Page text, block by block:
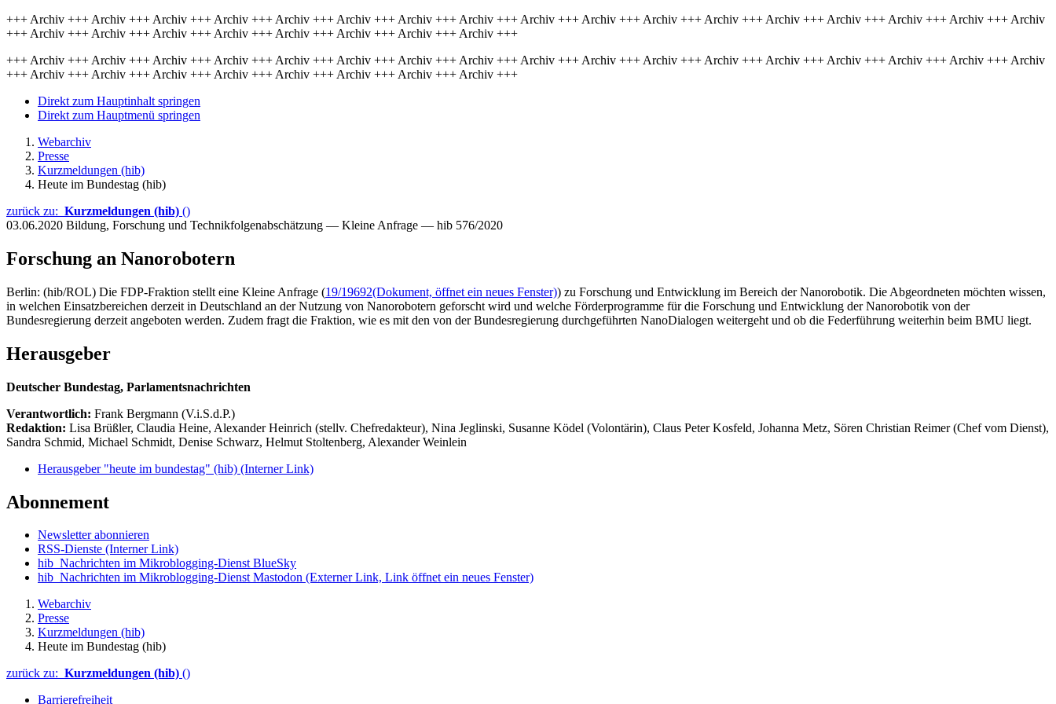
+++ Archiv +++ Archiv +++ Archiv +++ Archiv +++ Archiv +++ Archiv +++ Archiv +++ Archiv +++ Archiv +++ Archiv +++ Archiv +++ Archiv +++ Archiv +++ Archiv +++ Archiv +++ Archiv +++ Archiv
+++ Archiv +++ Archiv +++ Archiv +++ Archiv +++ Archiv +++ Archiv +++ Archiv +++ Archiv +++
+++ Archiv +++ Archiv +++ Archiv +++ Archiv +++ Archiv +++ Archiv +++ Archiv +++ Archiv +++ Archiv +++ Archiv +++ Archiv +++ Archiv +++ Archiv +++ Archiv +++ Archiv +++ Archiv +++ Archiv
+++ Archiv +++ Archiv +++ Archiv +++ Archiv +++ Archiv +++ Archiv +++ Archiv +++ Archiv +++
Direkt zum Hauptinhalt springen
Direkt zum Hauptmenü springen
Webarchiv
Presse
Kurzmeldungen (hib)
Heute im Bundestag (hib)
zurück zu: Kurzmeldungen (hib) ()
03.06.2020 Bildung, Forschung und Technikfolgenabschätzung — Kleine Anfrage — hib 576/2020
Forschung an Nanorobotern
Berlin: (hib/ROL) Die FDP-Fraktion stellt eine Kleine Anfrage (19/19692(Dokument, öffnet ein neues Fenster)) zu Forschung und Entwicklung im Bereich der Nanorobotik. Die Abgeordneten möchten wissen,
in welchen Einsatzbereichen derzeit in Deutschland an der Nutzung von Nanorobotern geforscht wird und welche Förderprogramme für die Forschung und Entwicklung der Nanorobotik von der
Bundesregierung derzeit angeboten werden. Zudem fragt die Fraktion, wie es mit den von der Bundesregierung durchgeführten NanoDialogen weitergeht und ob die Federführung weiterhin beim BMU liegt.
Herausgeber
Deutscher Bundestag, Parlamentsnachrichten
Verantwortlich: Frank Bergmann (V.i.S.d.P.)
Redaktion: Lisa Brüßler, Claudia Heine, Alexander Heinrich (stellv. Chefredakteur), Nina Jeglinski, Susanne Ködel (Volontärin), Claus Peter Kosfeld, Johanna Metz, Sören Christian Reimer (Chef vom Dienst),
Sandra Schmid, Michael Schmidt, Denise Schwarz, Helmut Stoltenberg, Alexander Weinlein
Herausgeber "heute im bundestag" (hib) (Interner Link)
Abonnement
Newsletter abonnieren
RSS-Dienste (Interner Link)
hib_Nachrichten im Mikroblogging-Dienst BlueSky
hib_Nachrichten im Mikroblogging-Dienst Mastodon (Externer Link, Link öffnet ein neues Fenster)
Webarchiv
Presse
Kurzmeldungen (hib)
Heute im Bundestag (hib)
zurück zu: Kurzmeldungen (hib) ()
Barrierefreiheit